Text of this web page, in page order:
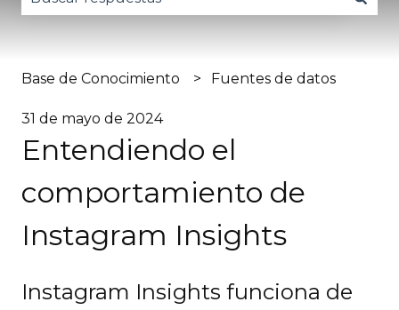
Base de Conocimiento Fuentes de datos
31 de mayo de 2024
Entendiendo el
comportamiento de
Instagram Insights
Instagram Insights funciona de